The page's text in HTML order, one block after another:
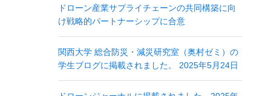
ドローン産業サプライチェーンの共同構築に向
け戦略的パートナーシップに合意
関西大学 総合防災・減災研究室（奥村ゼミ）の
学生ブログに掲載されました。 2025年5月24日